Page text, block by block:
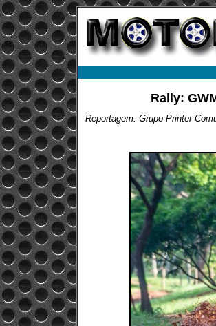
Rally:
Reportagem: Grupo Printer